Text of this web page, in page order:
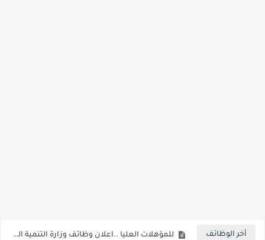
أخر الوظائف للمؤهلات العليا ..اعلان وظائف وزارة التنمية المحلية " اخصائي تخطيط - مهندس - اخصائي حاسبات - باحث قانوني " والتقديم الكتروني بتاريخ 15-7-2026